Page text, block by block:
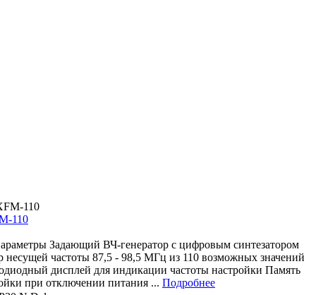
110
Задающий ВЧ-генератор с цифровым синтезатором
несущей частоты 87,5 - 98,5 МГц из 110 возможных значений
дисплей для индикации частоты настройки Память
при отключении питания ... Подробнее